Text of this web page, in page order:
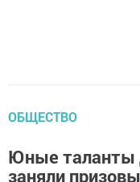
ОБЩЕСТВО
Юные таланты
заняли